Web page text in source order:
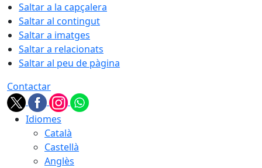
Saltar a la capçalera
Saltar al contingut
Saltar a imatges
Saltar a relacionats
Saltar al peu de pàgina
Contactar
Idiomes
Català
Castellà
Anglès